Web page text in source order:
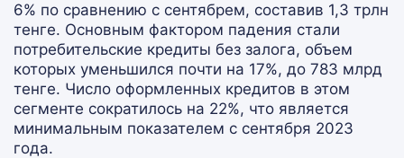
6% по сравнению с сентябрем, составив 1,3 трлн
тенге. Основным фактором падения стали
потребительские кредиты без залога, объем
которых уменьшился почти на 17%, до 783 млрд
тенге. Число оформленных кредитов в этом
сегменте сократилось на 22%, что является
минимальным показателем с сентября 2023
года.